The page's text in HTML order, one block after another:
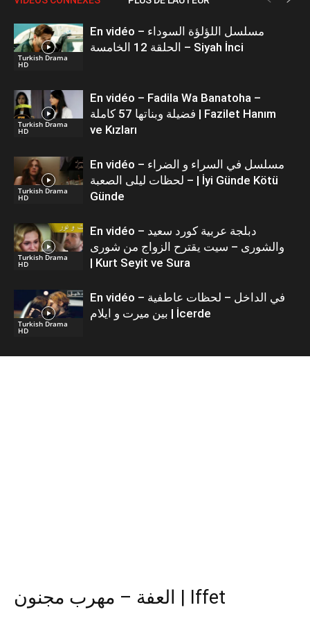
Turkish Drama
HD
En vidéo – مسلسل اللؤلؤة السوداء
الحلقة 12 الخامسة – Siyah İnci
Turkish Drama
HD
En vidéo – Fadila Wa Banatoha –
فضيلة وبناتها 57 كاملة | Fazilet Hanım
ve Kızları
Turkish Drama
HD
En vidéo – مسلسل في السراء و الضراء
– لحظات ليلى الصعبة | İyi Günde Kötü
Günde
Turkish Drama
HD
En vidéo – دبلجة عربية كورد سعيد
والشورى – سيت يقترح الزواج من شورى
| Kurt Seyit ve Sura
Turkish Drama
HD
En vidéo – في الداخل – لحظات عاطفية
بين ميرت و ايلام | İcerde
العفة – مهرب مجنون | Iffet